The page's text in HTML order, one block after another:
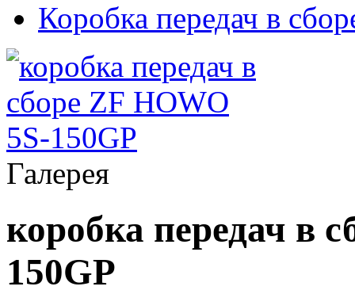
Коробка передач в
Галерея
коробка передач в
150GP